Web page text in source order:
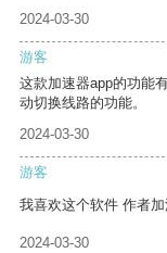
2024-03-30
游客
这款加速器app的功能
动切换线路的功能。
2024-03-30
游客
我喜欢这个软件 作者加
2024-03-30